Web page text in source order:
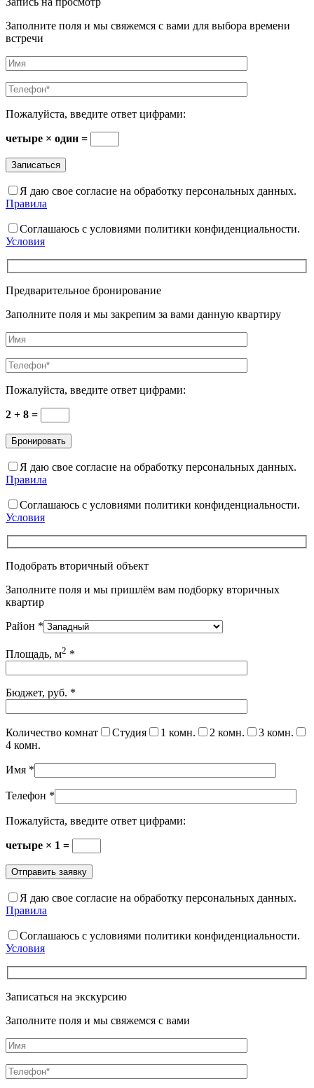
Заполните поля и мы свяжемся с вами для выбора времени
встречи
Пожалуйста, введите ответ цифрами:
четыре × один =
Я даю свое согласие на обработку персональных данных.
Правила
Соглашаюсь с условиями политики конфиденциальности.
Условия
Предварительное бронирование
Заполните поля и мы закрепим за вами данную квартиру
Пожалуйста, введите ответ цифрами:
2 + 8 =
Я даю свое согласие на обработку персональных данных.
Правила
Соглашаюсь с условиями политики конфиденциальности.
Условия
Подобрать вторичный объект
Заполните поля и мы пришлём вам подборку вторичных
квартир
Район *
Площадь, м2 *
Бюджет, руб. *
Количество комнат Студия 1 комн. 2 комн.
3 комн.
4 комн.
Имя *
Телефон *
Пожалуйста, введите ответ цифрами:
четыре × 1 =
Я даю свое согласие на обработку персональных данных.
Правила
Соглашаюсь с условиями политики конфиденциальности.
Условия
Записаться на экскурсию
Заполните поля и мы свяжемся с вами